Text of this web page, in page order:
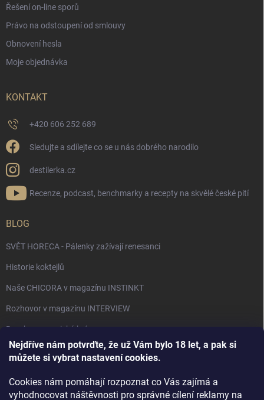
Nejdříve nám potvrďte, že už Vám bylo 18 let, a pak si
můžete si vybrat nastavení cookies.
Cookies nám pomáhají rozpoznat co Vás zajímá a
vyhodnocovat náštěvnosti pro správné cílení reklamy na
Řešení on-line sporů
Právo na odstoupení od smlouvy
Obnovení hesla
Moje objednávka
KONTAKT
+420 606 252 689
Sledujte a sdílejte co se u nás dobrého narodilo
destilerka.cz
Recenze, podcast, benchmarky a recepty na skvělé české pití
BLOG
SVĚT HORECA - Pálenky zažívají renesanci
Historie koktejlů
Naše CHICORA v magazínu INSTINKT
Rozhovor v magazínu INTERVIEW
Bourbon, americká krása.
Napsali v TÝDNU o naší práci
Rozhovor s DESTILERKA.CZ v magazínu DRINKING-CAT